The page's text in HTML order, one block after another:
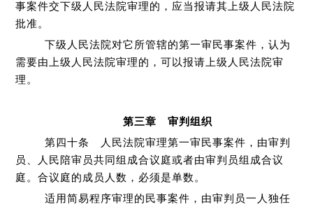
事案件交下级人民法院审理的，应当报请其上级人民法院
批准。
下级人民法院对它所管辖的第一审民事案件，认为
需要由上级人民法院审理的，可以报请上级人民法院审
理。
第三章 审判组织
第四十条 人民法院审理第一审民事案件，由审判
员、人民陪审员共同组成合议庭或者由审判员组成合议
庭。合议庭的成员人数，必须是单数。
适用简易程序审理的民事案件，由审判员一人独任